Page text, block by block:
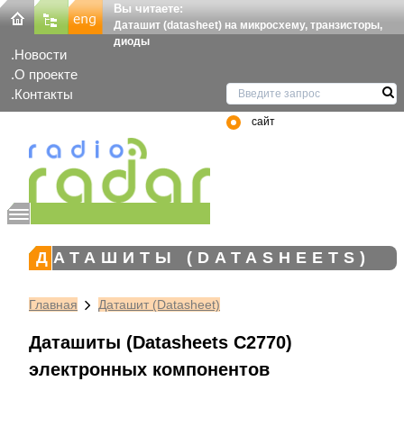
Вы читаете:
Даташит (datasheet) на микросхему, транзисторы,
диоды
Новости
О проекте
Контакты
сайт
ДАТАШИТЫ (DATASHEETS)
Главная Даташит (Datasheet)
Даташиты (Datasheets C2770)
электронных компонентов